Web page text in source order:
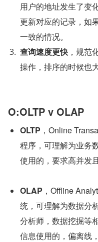
用户的地址发生了变
更新对应的记录，如
一致的情况。
查询速度更快 ，规范
操作，排序的时候也
O:OLTP v OLAP
OLTP ，Online
程序，可理解为业务
使用的，要求高并发
OLAP ，Offline
统，可理解为数据分
分析师，数据挖掘等
信息使用的，偏离线